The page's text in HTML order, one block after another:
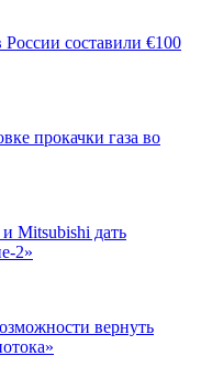
составили €100
прокачки газа во
Mitsubishi дать
2»
вернуть